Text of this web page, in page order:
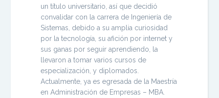
un título universitario, así que decidió
convalidar con la carrera de Ingeniería de
Sistemas, debido a su amplia curiosidad
por la tecnología, su afición por internet y
sus ganas por seguir aprendiendo, la
llevaron a tomar varios cursos de
especialización, y diplomados.
Actualmente, ya es egresada de la Maestría
en Administración de Empresas – MBA.